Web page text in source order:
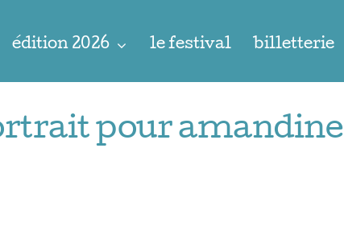
édition 2026 le festival billetterie
pour amandine